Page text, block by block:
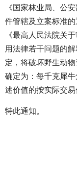
《国家林业局、公
件管辖及立案标准
《最高人民法院关
用法律若干问题的
定，将破坏野生动
确定为：每千克犀
述价值的按实际交易
特此通知。